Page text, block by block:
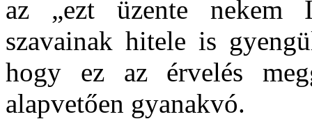
az „ezt üzente nekem
szavainak hitele is
hogy ez az érvelés
alapvetően gyanakvó.